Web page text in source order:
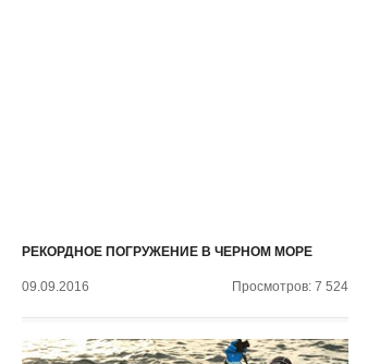
РЕКОРДНОЕ ПОГРУЖЕНИЕ В ЧЕРНОМ МОРЕ
09.09.2016 Просмотров: 7 524